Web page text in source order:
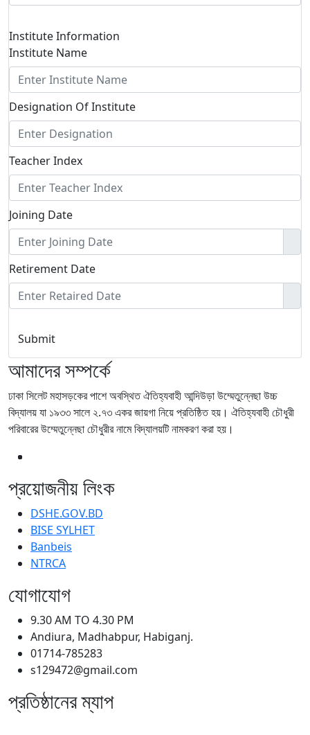
Institute Information
Institute Name
Designation Of Institute
Teacher Index
Joining Date
Retirement Date
Submit
আমাদের সম্পর্কে
ঢাকা সিলেট মহাসড়কের পাশে অবস্থিত ঐতিহ্যবাহী আন্দিউড়া উম্মেতুন্নেছা উচ্চ
বিদ্যালয় যা ১৯৩৩ সালে ২.৭৩ একর জায়গা নিয়ে প্রতিষ্ঠিত হয়। ঐতিহ্যবাহী চৌধুরী
পরিবারের উম্মেতুন্নেছা চৌধুরীর নামে বিদ্যালয়টি নামকরণ করা হয়।
প্রয়োজনীয় লিংক
DSHE.GOV.BD
BISE SYLHET
Banbeis
NTRCA
যোগাযোগ
9.30 AM TO 4.30 PM
Andiura, Madhabpur, Habiganj.
01714-785283
s129472@gmail.com
প্রতিষ্ঠানের ম্যাপ